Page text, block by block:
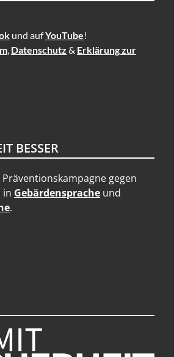
und aufYouTube!
, Datenschutz & Erklärung zur
BESSER
gegen
in Gebärdensprache und
.